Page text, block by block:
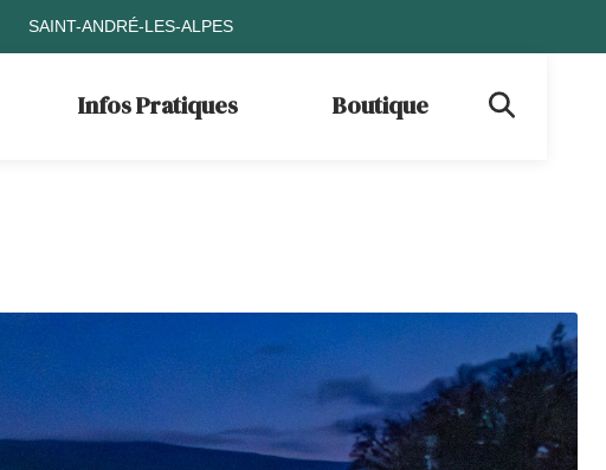
SAINT-ANDRÉ-LES-ALPES
Infos Pratiques Boutique